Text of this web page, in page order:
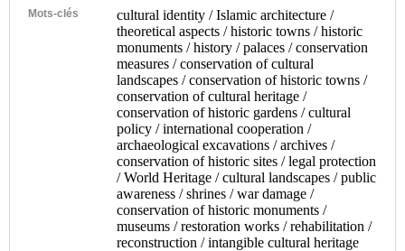
Mots-clés
cultural identity / Islamic architecture /
theoretical aspects / historic towns / historic
monuments / history / palaces / conservation
measures / conservation of cultural
landscapes / conservation of historic towns /
conservation of cultural heritage /
conservation of historic gardens / cultural
policy / international cooperation /
archaeological excavations / archives /
conservation of historic sites / legal protection
/ World Heritage / cultural landscapes / public
awareness / shrines / war damage /
conservation of historic monuments /
museums / restoration works / rehabilitation /
reconstruction / intangible cultural heritage